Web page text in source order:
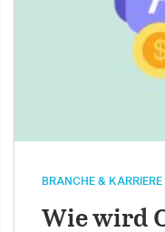
BRANCHE & KARRIERE
Wie wird